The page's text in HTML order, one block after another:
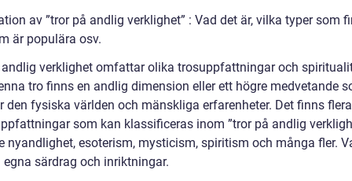
av ”tror på andlig verklighet” : Vad det är, vilka typer som
är populära osv.
verklighet omfattar olika trosuppfattningar och
tro finns en andlig dimension eller ett högre medvetande
den fysiska världen och mänskliga erfarenheter. Det finns
som kan klassificeras inom ”tror på andlig
nyandlighet, esoterism, mysticism, spiritism och många fler.
egna särdrag och inriktningar.